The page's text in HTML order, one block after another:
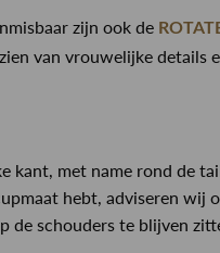
zijn ook de
van vrouwelijke details
kant, met name rond de
hebt, adviseren wij
de schouders te blijven